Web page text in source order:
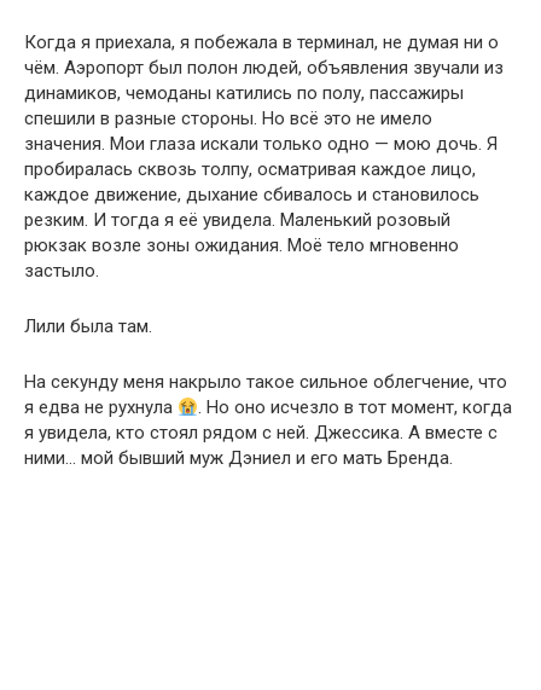
Когда я приехала, я побежала в терминал, не думая ни о
чём. Аэропорт был полон людей, объявления звучали из
динамиков, чемоданы катились по полу, пассажиры
спешили в разные стороны. Но всё это не имело
значения. Мои глаза искали только одно — мою дочь. Я
пробиралась сквозь толпу, осматривая каждое лицо,
каждое движение, дыхание сбивалось и становилось
резким. И тогда я её увидела. Маленький розовый
рюкзак возле зоны ожидания. Моё тело мгновенно
застыло.
Лили была там.
На секунду меня накрыло такое сильное облегчение, что
я едва не рухнула
. Но оно исчезло в тот момент, когда
я увидела, кто стоял рядом с ней. Джессика. А вместе с
ними… мой бывший муж Дэниел и его мать Бренда.